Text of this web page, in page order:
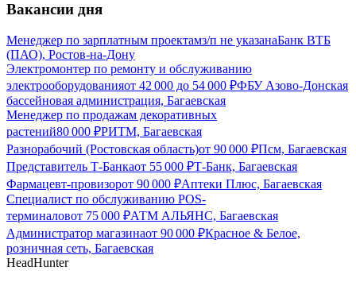
Вакансии дня
Менеджер по зарплатным проектамз/п не указанаБанк ВТБ
(ПАО), Ростов-на-Дону
Электромонтер по ремонту и обслуживанию
электрооборудованияот 42 000 до 54 000 ₽ФБУ Азово-Донская
бассейновая администрация, Багаевская
Менеджер по продажам декоративных
растений80 000 ₽РИТМ, Багаевская
Разнорабочий (Ростовская область)от 90 000 ₽Псм, Багаевская
Представитель Т-Банкаот 55 000 ₽Т-Банк, Багаевская
Фармацевт-провизорот 90 000 ₽Аптеки Плюс, Багаевская
Специалист по обслуживанию POS-
терминаловот 75 000 ₽АТМ АЛЬЯНС, Багаевская
Администратор магазинаот 90 000 ₽Красное & Белое,
розничная сеть, Багаевская
HeadHunter